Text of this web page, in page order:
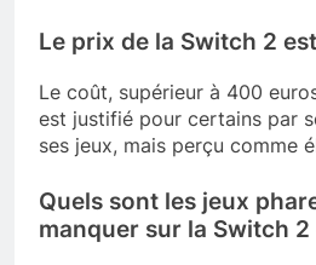
Le prix de la Switch 2
Le coût, supérieur à 400
est justifié pour certains par
ses jeux, mais perçu comme
Quels sont les jeux
manquer sur la Switch